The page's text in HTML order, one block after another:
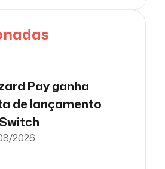
Pay ganha
de lançamento
2026